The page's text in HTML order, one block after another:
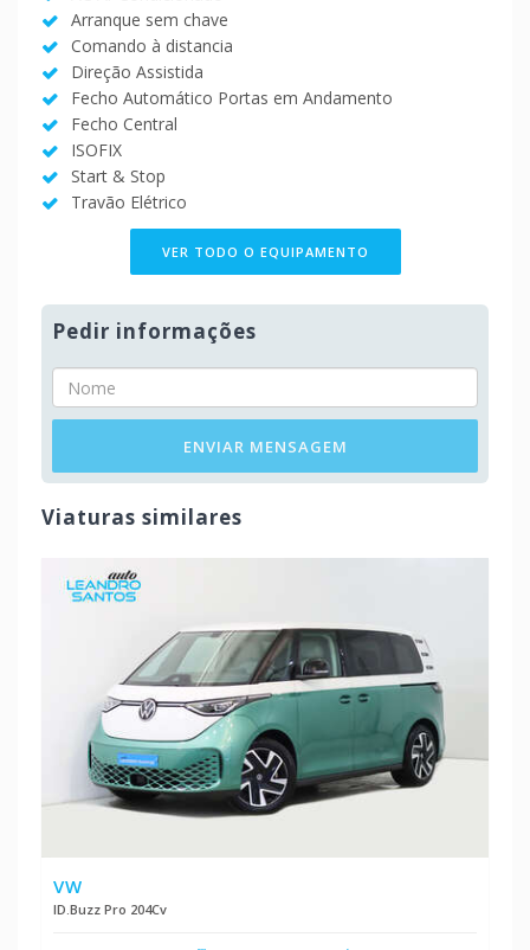
Arranque sem chave
Comando à distancia
Direção Assistida
Fecho Automático Portas em Andamento
Fecho Central
ISOFIX
Start & Stop
Travão Elétrico
VER TODO O EQUIPAMENTO
Pedir informações
ENVIAR MENSAGEM
Viaturas similares
VW
ID.Buzz Pro 204Cv